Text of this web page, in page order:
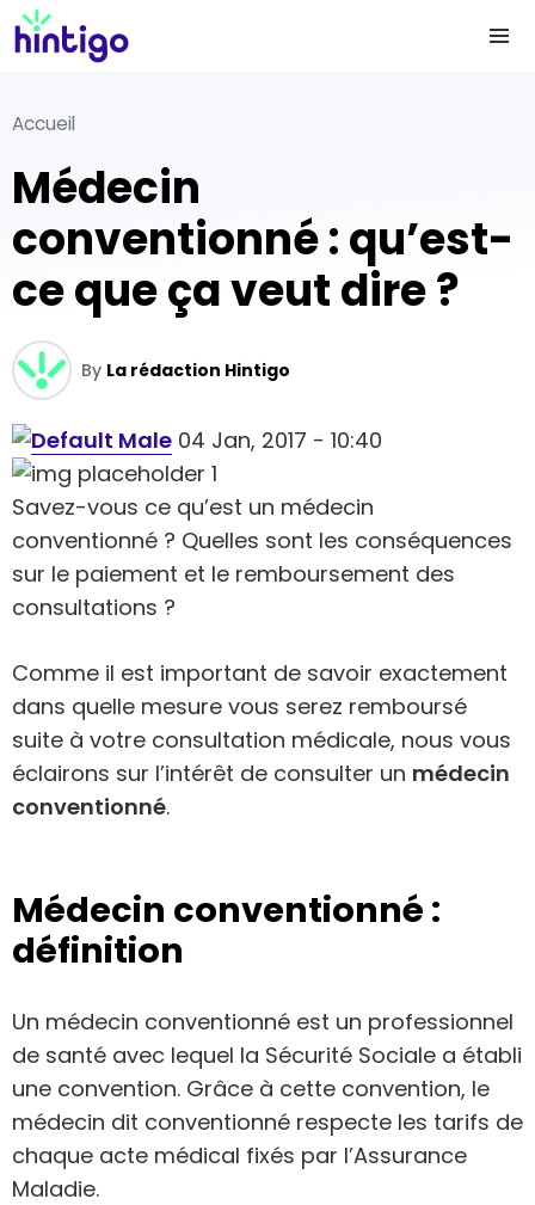
Accueil
Médecin
conventionné : qu’est-
ce que ça veut dire ?
By La rédaction Hintigo
04 Jan, 2017 - 10:40
Savez-vous ce qu’est un médecin
conventionné ? Quelles sont les conséquences
sur le paiement et le remboursement des
consultations ?
Comme il est important de savoir exactement
dans quelle mesure vous serez remboursé
suite à votre consultation médicale, nous vous
éclairons sur l’intérêt de consulter un médecin
conventionné.
Médecin conventionné :
définition
Un médecin conventionné est un professionnel
de santé avec lequel la Sécurité Sociale a établi
une convention. Grâce à cette convention, le
médecin dit conventionné respecte les tarifs de
chaque acte médical fixés par l’Assurance
Maladie.